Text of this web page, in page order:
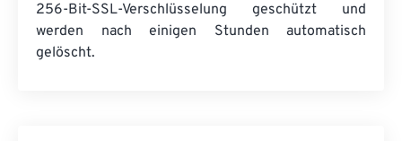
256-Bit-SSL-Verschlüsselung geschützt und
werden nach einigen Stunden automatisch
gelöscht.